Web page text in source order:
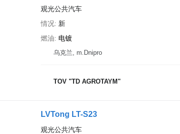
观光公共汽车
情况 新
燃油
电镀
乌克兰, m.Dnipro
TOV "TD AGROTAYM"
LVTong LT-S23
观光公共汽车